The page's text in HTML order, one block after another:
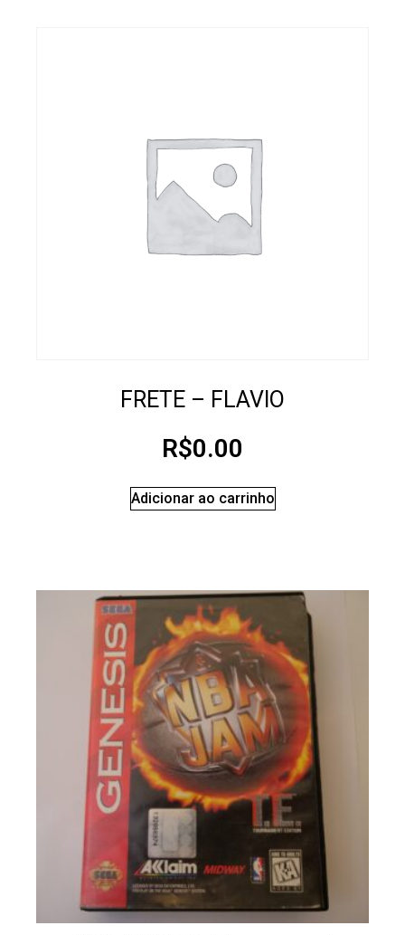
FRETE – FLAVIO
R$0.00
Adicionar ao carrinho